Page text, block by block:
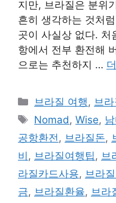
지만, 브라질은 분위
흔히 생각하는 것처
곳이 사실상 없다. 처
항에서 전부 환전해
으로는 추천하지 …
카
테
리
브라질 여행, 브
태
그
Nomad,Wise,
공항환전, 브라질돈,
비 , 브라질여행팁, 브
라질카드사용, 브라
금, 브라질환율, 브라